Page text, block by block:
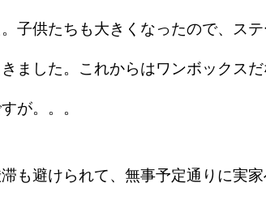
子供たちも大きくなったので、ス
ました。これからはワンボックス
が。。。
も避けられて、無事予定通りに実家